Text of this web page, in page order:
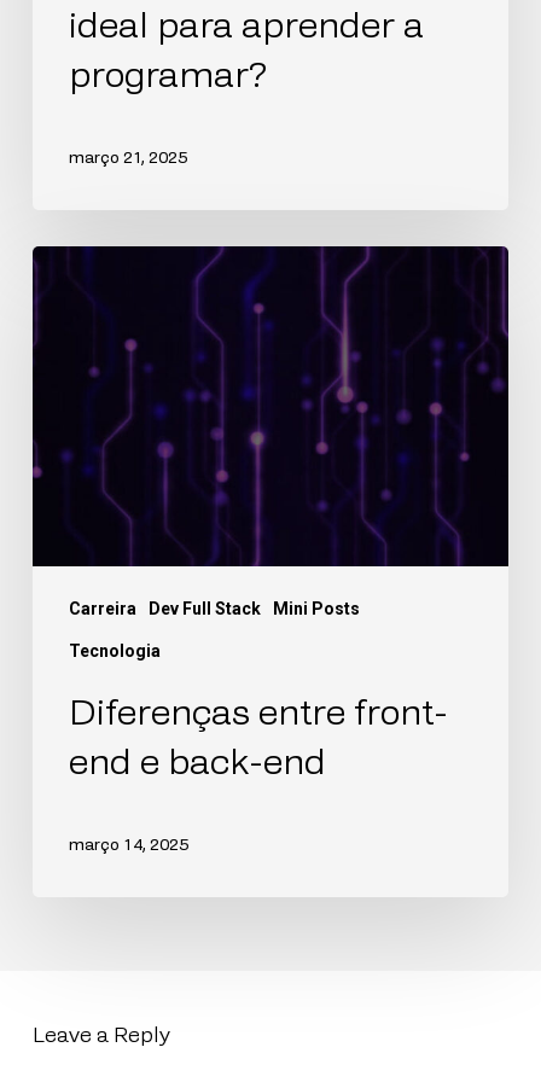
ideal para aprender a
programar?
março 21, 2025
Carreira Dev Full Stack Mini Posts
Tecnologia
Diferenças entre front-
end e back-end
março 14, 2025
Leave a Reply